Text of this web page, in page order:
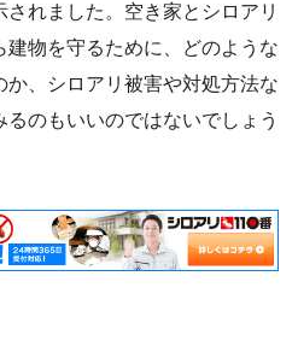
れました。空き家とシロアリ
物を守るために、どのような
か、シロアリ被害や対処方法な
のもいいのではないでしょう